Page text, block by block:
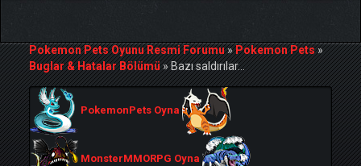
Pokemon Pets Oyunu Resmi Forumu»Pokemon Pets»
Buglar & Hatalar Bölümü»Bazı saldırılar...
PokemonPets Oyna
MonsterMMORPG Oyna